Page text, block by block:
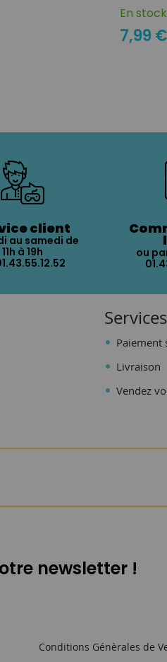
En stock
7,99 €
client
au samedi de
11h à 19h
ou
Services
Paiement
Livraison
Vendez
newsletter !
Conditions Génèrales de